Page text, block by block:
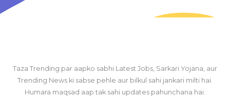
Taza Trending par aapko sabhi Latest Jobs, Sarkari Yojana, aur
Trending News ki sabse pehle aur bilkul sahi jankari milti hai.
Humara maqsad aap tak sahi updates pahunchana hai.